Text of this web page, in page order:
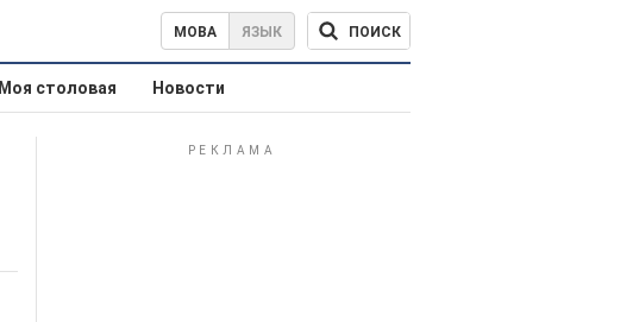
МОВА ЯЗЫК ПОИСК
Моя столовая Новости